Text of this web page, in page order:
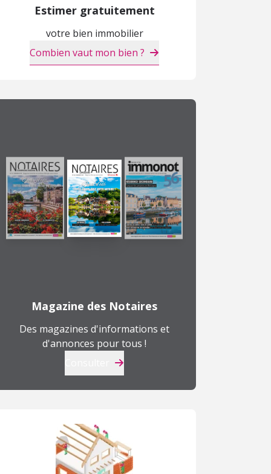
Estimer gratuitement
votre bien immobilier
Combien vaut mon bien ?
Magazine des Notaires
Des magazines d'informations et
d'annonces pour tous !